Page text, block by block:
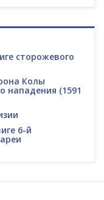
сторожевого
Колы
нападения (1591
6-й